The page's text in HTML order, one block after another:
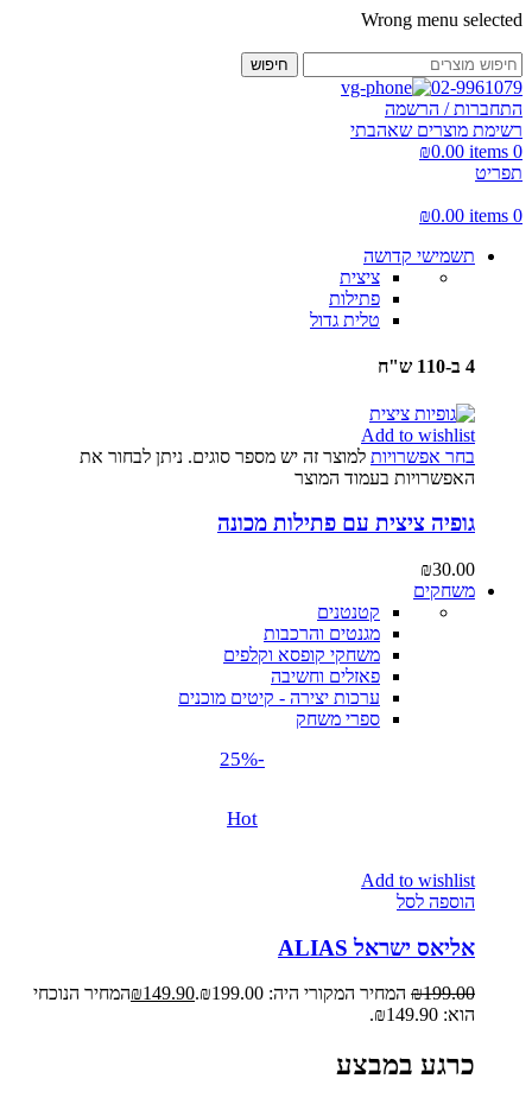
Wrong menu selected
חיפוש
02-9961079
התחברות / הרשמה
רשימת מוצרים שאהבתי
0
items
₪0.00
תפריט
0
items
₪0.00
תשמישי קדושה
ציצית
פתילות
טלית גדול
4 ב-110 ש"ח
Add to wishlist
בחר אפשרויות למוצר זה יש מספר סוגים. ניתן לבחור את
האפשרויות בעמוד המוצר
גופיה ציצית עם פתילות מכונה
₪30.00
משחקים
קטנטנים
מגנטים והרכבות
משחקי קופסא וקלפים
פאזלים וחשיבה
ערכות יצירה - קיטים מוכנים
ספרי משחק
-25%
Hot
Add to wishlist
הוספה לסל
אליאס ישראל ALIAS
₪199.00 המחיר המקורי היה: ₪199.00. ₪149.90
המחיר הנוכחי
הוא: ₪149.90.
כרגע במבצע